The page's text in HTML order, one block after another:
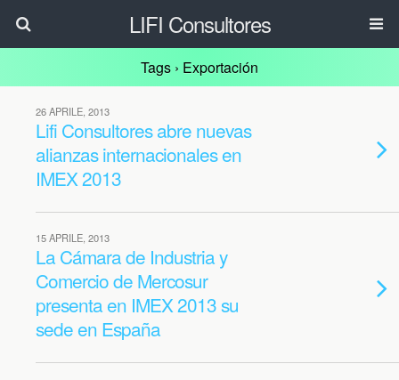
LIFI Consultores
Tags › Exportación
26 APRILE, 2013
Lifi Consultores abre nuevas
alianzas internacionales en
IMEX 2013
15 APRILE, 2013
La Cámara de Industria y
Comercio de Mercosur
presenta en IMEX 2013 su
sede en España